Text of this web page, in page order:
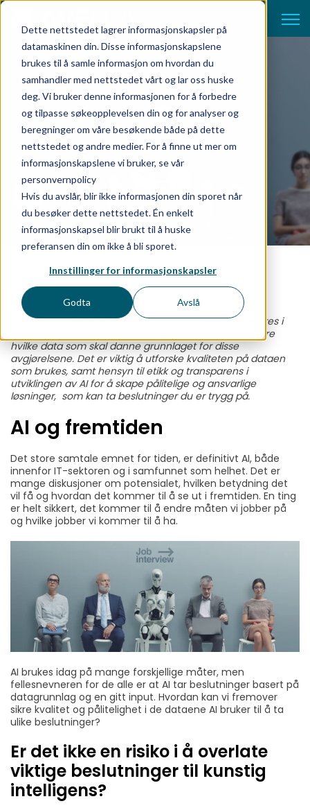
Dette nettstedet lagrer informasjonskapsler på
datamaskinen din. Disse informasjonskapslene
brukes til å samle informasjon om hvordan du
samhandler med nettstedet vårt og lar oss huske
deg. Vi bruker denne informasjonen for å forbedre
og tilpasse søkeopplevelsen din og for analyser og
beregninger om våre besøkende både på dette
nettstedet og andre medier. For å finne ut mer om
informasjonskapslene vi bruker, se vår
personvernpolicy
Hvis du avslår, blir ikke informasjonen din sporet når
du besøker dette nettstedet. Én enkelt
informasjonskapsel blir brukt til å huske
preferansen din om ikke å bli sporet.
Innstillinger for informasjonskapsler
Godta Avslå
Hvilke data bør din AI
bruke for
beslutningstaking?
by Team Avella
oktober 10, 2023
I en verden hvor kunstig intelligens (AI) stadig integreres i
daglige beslutninger, er det avgjørende å nøye vurdere
hvilke data som skal danne grunnlaget for disse
avgjørelsene. Det er viktig å utforske kvaliteten på dataen
som brukes, samt hensyn til etikk og transparens i
utviklingen av AI for å skape pålitelige og ansvarlige
løsninger, som kan ta beslutninger du er trygg på.
AI og fremtiden
Det store samtale emnet for tiden, er definitivt AI, både
innenfor IT-sektoren og i samfunnet som helhet. Det er
mange diskusjoner om potensialet, hvilken betydning det
vil få og hvordan det kommer til å se ut i fremtiden. En ting
er helt sikkert, det kommer til å endre måten vi jobber på
og hvilke jobber vi kommer til å ha.
AI brukes idag på mange forskjellige måter, men
fellesnevneren for de alle er at AI tar beslutninger basert på
datagrunnlag og en gitt input. Hvordan kan vi fremover
sikre kvalitet og pålitelighet i de dataene AI bruker til å ta
ulike beslutninger?
Er det ikke en risiko i å overlate
viktige beslutninger til kunstig
intelligens?